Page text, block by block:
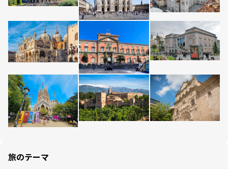
旅のテーマ